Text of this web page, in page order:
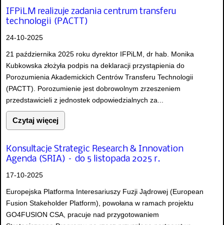
IFPiLM realizuje zadania centrum transferu
technologii (PACTT)
24-10-2025
21 października 2025 roku dyrektor IFPiLM, dr hab. Monika
Kubkowska złożyła podpis na deklaracji przystąpienia do
Porozumienia Akademickich Centrów Transferu Technologii
(PACTT). Porozumienie jest dobrowolnym zrzeszeniem
przedstawicieli z jednostek odpowiedzialnych za...
Czytaj więcej
Konsultacje Strategic Research & Innovation
Agenda (SRIA) – do 5 listopada 2025 r.
17-10-2025
Europejska Platforma Interesariuszy Fuzji Jądrowej (European
Fusion Stakeholder Platform), powołana w ramach projektu
GO4FUSION CSA, pracuje nad przygotowaniem